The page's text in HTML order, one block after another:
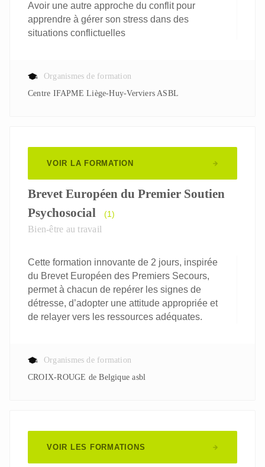
Avoir une autre approche du conflit pour
apprendre à gérer son stress dans des
situations conflictuelles
Organismes de formation
Centre IFAPME Liège-Huy-Verviers ASBL
VOIR LA FORMATION
Brevet Européen du Premier Soutien
Psychosocial
(1)
Bien-être au travail
Cette formation innovante de 2 jours, inspirée
du Brevet Européen des Premiers Secours,
permet à chacun de repérer les signes de
détresse, d’adopter une attitude appropriée et
de relayer vers les ressources adéquates.
Organismes de formation
CROIX-ROUGE de Belgique asbl
VOIR LES FORMATIONS